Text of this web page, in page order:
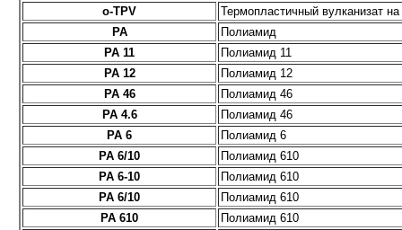
o-TPV
Термопластичный вулканизат
PA
Полиамид
PA 11
Полиамид 11
PA 12
Полиамид 12
PA 46
Полиамид 46
PA 4.6
Полиамид 46
PA 6
Полиамид 6
PA 6/10
Полиамид 610
PA 6-10
Полиамид 610
PA 6/10
Полиамид 610
PA 610
Полиамид 610